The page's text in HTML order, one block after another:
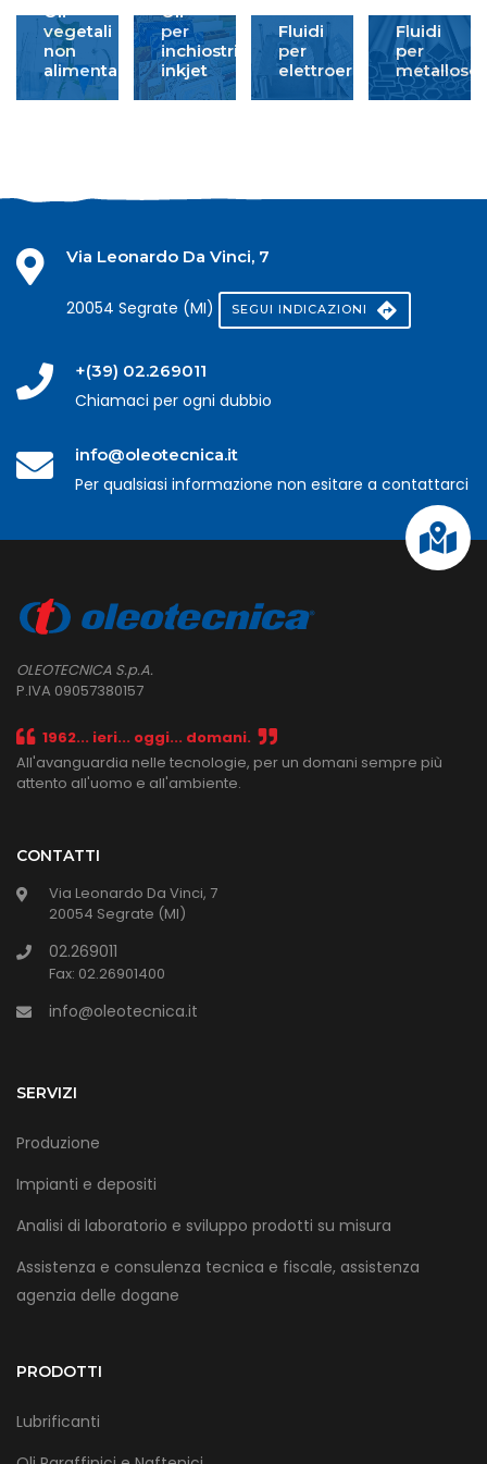
Oli
vegetali
non
alimentari
Oli
per
inchiostri
inkjet
Fluidi
per
elettroerosione
Fluidi
per
Via Leonardo Da Vinci, 7
20054 Segrate (MI) SEGUI INDICAZIONI
+(39) 02.269011
Chiamaci per ogni dubbio
info@oleotecnica.it
Per qualsiasi informazione non esitare a contattarci
OLEOTECNICA S.p.A.
P.IVA 09057380157
1962... ieri... oggi... domani.
All'avanguardia nelle tecnologie, per un domani sempre più
attento all'uomo e all'ambiente.
CONTATTI
Via Leonardo Da Vinci, 7
20054 Segrate (MI)
02.269011
Fax: 02.26901400
info@oleotecnica.it
SERVIZI
Produzione
Impianti e depositi
Analisi di laboratorio e sviluppo prodotti su misura
Assistenza e consulenza tecnica e fiscale, assistenza
agenzia delle dogane
PRODOTTI
Lubrificanti